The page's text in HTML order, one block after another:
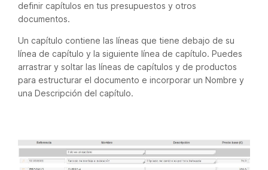
definir capítulos en tus presupuestos y otros
documentos.
Un capítulo contiene las líneas que tiene debajo de su
línea de capítulo y la siguiente línea de capítulo. Puedes
arrastrar y soltar las líneas de capítulos y de productos
para estructurar el documento e incorporar un Nombre y
una Descripción del capítulo.